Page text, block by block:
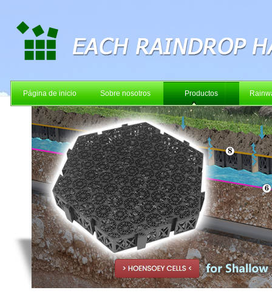
Página de inicio Sobre nosotros Productos